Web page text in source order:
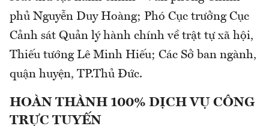
phủ Nguyễn Duy Hoàng; Phó Cục trưởng Cục
Cảnh sát Quản lý hành chính về trật tự xã hội,
Thiếu tướng Lê Minh Hiếu; Các Sở ban ngành,
quận huyện, TP.Thủ Đức.
HOÀN THÀNH 100% DỊCH VỤ CÔNG
TRỰC TUYẾN